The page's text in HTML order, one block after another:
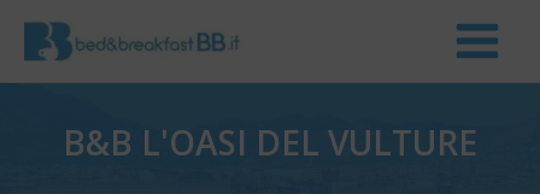
B&B L'OASI DEL VULTURE